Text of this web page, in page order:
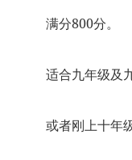
满分800分。
适合九年级及
或者刚上十年